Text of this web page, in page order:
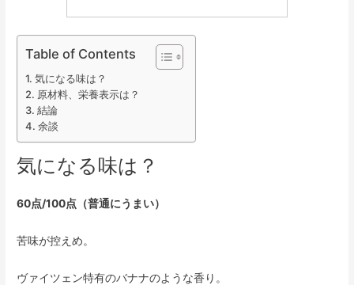
Table of Contents
気になる味は？
原材料、栄養表示は？
結論
余談
気になる味は？
60点/100点（普通にうまい）
苦味が控えめ。
ヴァイツェン特有のバナナのような香り。